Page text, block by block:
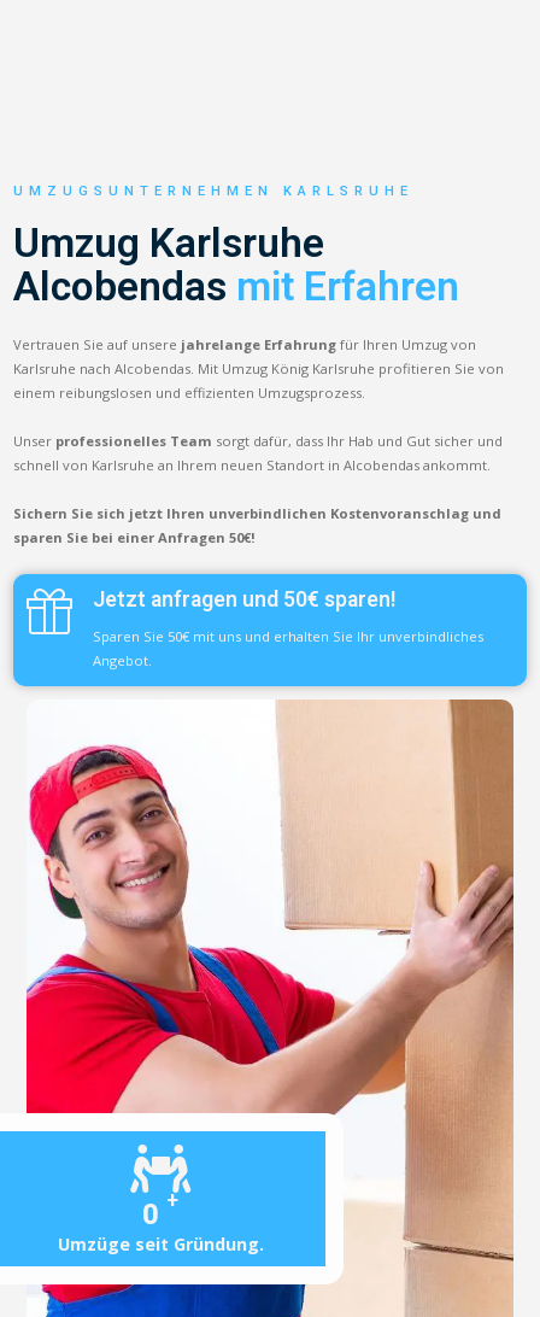
0 +
Umzüge seit Gründung.
UMZUGSUNTERNEHMEN KARLSRUHE
Umzug Karlsruhe
Alcobendas mit Erfahren
Vertrauen Sie auf unsere jahrelange Erfahrung für Ihren Umzug von
Karlsruhe nach Alcobendas. Mit Umzug König Karlsruhe profitieren Sie von
einem reibungslosen und effizienten Umzugsprozess.
Unser professionelles Team sorgt dafür, dass Ihr Hab und Gut sicher und
schnell von Karlsruhe an Ihrem neuen Standort in Alcobendas ankommt.
Sichern Sie sich jetzt Ihren unverbindlichen Kostenvoranschlag und
sparen Sie bei einer Anfragen 50€!
Jetzt anfragen und 50€ sparen!
Sparen Sie 50€ mit uns und erhalten Sie Ihr unverbindliches
Angebot.